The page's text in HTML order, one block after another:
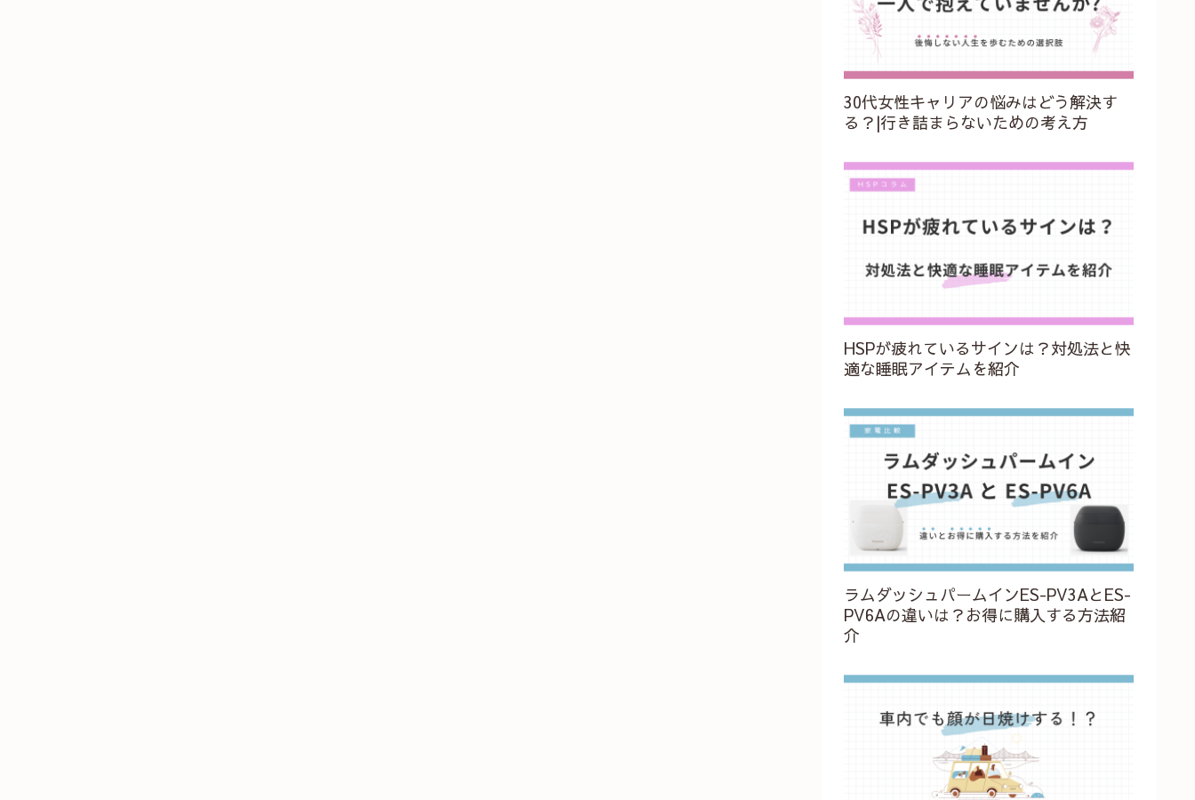
30代女性キャリアの悩みはどう解決す
る？|行き詰まらないための考え方
HSPが疲れているサインは？対処法と快
適な睡眠アイテムを紹介
ラムダッシュパームインES-PV3AとES-
PV6Aの違いは？お得に購入する方法紹
介